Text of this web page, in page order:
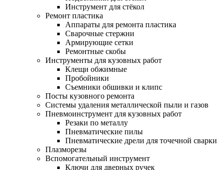
Инструмент для стёкол
Ремонт пластика
Аппараты для ремонта пластика
Сварочные стержни
Армирующие сетки
Ремонтные скобы
Инструменты для кузовных работ
Клещи обжимные
Пробойники
Съемники обшивки и клипс
Посты кузовного ремонта
Системы удаления металлической пыли и газов
Пневмоинструмент для кузовных работ
Резаки по металлу
Пневматические пилы
Пневматические дрели для точечной сварки
Плазморезы
Вспомогательный инструмент
Ключи для дверных ручек